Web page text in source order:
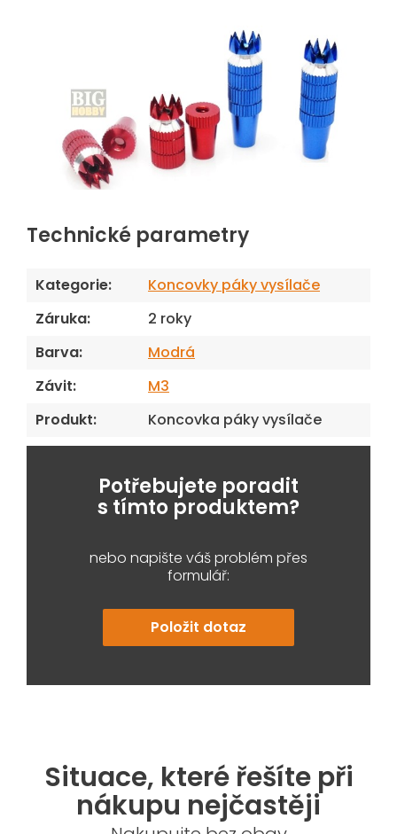
Technické parametry
Kategorie:
Koncovky páky vysílače
Záruka:
2 roky
Barva:
Modrá
Závit:
M3
Produkt: Koncovka páky vysílače
Potřebujete poradit
s tímto produktem?
nebo napište váš problém přes
formulář:
Položit dotaz
Situace, které řešíte při
nákupu nejčastěji